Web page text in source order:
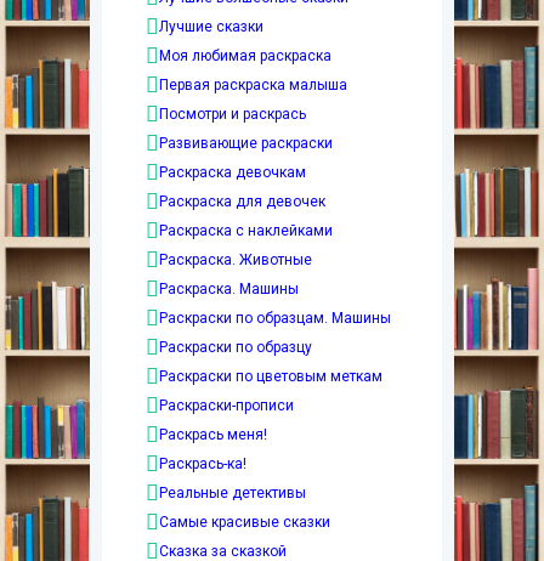
Лучшие сказки
Моя любимая раскраска
Первая раскраска малыша
Посмотри и раскрась
Развивающие раскраски
Раскраска девочкам
Раскраска для девочек
Раскраска с наклейками
Раскраска. Животные
Раскраска. Машины
Раскраски по образцам. Машины
Раскраски по образцу
Раскраски по цветовым меткам
Раскраски-прописи
Раскрась меня!
Раскрась-ка!
Реальные детективы
Самые красивые сказки
Сказка за сказкой